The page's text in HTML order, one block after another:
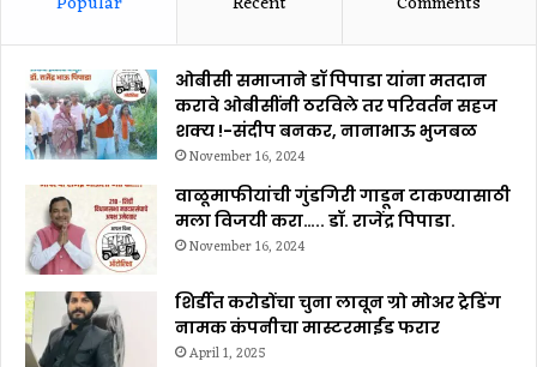
ओबीसी समाजाने डॉ पिपाडा यांना मतदान
करावे ओबीसींनी ठरविले तर परिवर्तन सहज
शक्य !-संदीप बनकर, नानाभाऊ भुजबळ
November 16, 2024
वाळूमाफीयांची गुंडगिरी गाडून टाकण्यासाठी
मला विजयी करा….. डॉ. राजेंद्र पिपाडा.
November 16, 2024
शिर्डीत करोडोंचा चुना लावून ग्रो मोअर ट्रेडिंग
नामक कंपनीचा मास्टरमाईंड फरार
April 1, 2025